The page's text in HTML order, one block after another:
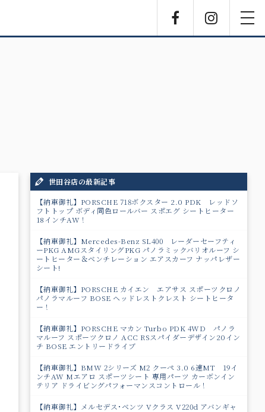
世田谷店の最新記事
【納車御礼】PORSCHE 718ボクスター 2.0 PDK レッドソ
フトトップ ボディ同色ロールバー スポエグ シートヒーター
18インチAW！
【納車御礼】Mercedes-Benz SL400 レーダーセーフティ
ーPKG AMGスタイリングPKG パノラミックバリオルーフ シ
ートヒーター＆ベンチレーション エアスカーフ ナッパレザー
シート!
【納車御礼】PORSCHE カイエン エアサス スポーツクロノ
パノラマルーフ BOSE ヘッドレストクレスト シートヒータ
ー！
【納車御礼】PORSCHE マカン Turbo PDK 4WD パノラ
マルーフ スポーツクロノ ACC RSスパイダーデザイン20イン
チ BOSE エントリードライブ
【納車御礼】BMW 2シリーズ M2 クーペ 3.0 6速MT 19イ
ンチAW Mエアロ スポーツシート 専用パーツ カーボンイン
テリア ドライビングパフォーマンスコントロール！
【納車御礼】メルセデス･ベンツ Vクラス V220d アバンギャ